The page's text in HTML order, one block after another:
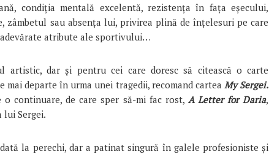
condiția mentală excelentă, rezistența în fața eșecului,
zâmbetul sau absența lui, privirea plină de înțelesuri pe care
atribute ale sportivului…
artistic, dar și pentru cei care doresc să citească o carte
mai departe în urma unei tragedii, recomand cartea My Sergei.
o continuare, de care sper să-mi fac rost, A Letter for Daria,
lui Sergei.
la perechi, dar a patinat singură în galele profesioniste și